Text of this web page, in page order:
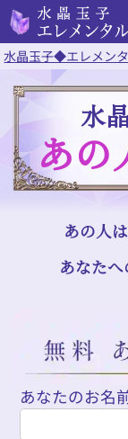
水晶玉子◆エレメン
水
あの
あの人
あなた
あなたのお名